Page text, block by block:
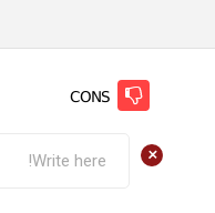
CONS
+